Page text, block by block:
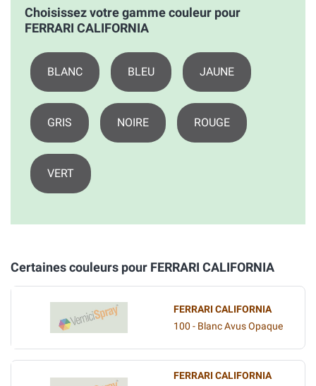
Choisissez votre gamme couleur pour
FERRARI CALIFORNIA
BLANC BLEU JAUNE
GRIS NOIRE ROUGE
VERT
Certaines couleurs pour FERRARI CALIFORNIA
FERRARI CALIFORNIA
100 - Blanc Avus Opaque
FERRARI CALIFORNIA